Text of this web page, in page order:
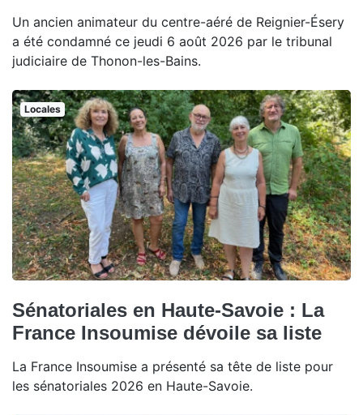
Un ancien animateur du centre-aéré de Reignier-Ésery
a été condamné ce jeudi 6 août 2026 par le tribunal
judiciaire de Thonon-les-Bains.
Locales
Sénatoriales en Haute-Savoie : La
France Insoumise dévoile sa liste
La France Insoumise a présenté sa tête de liste pour
les sénatoriales 2026 en Haute-Savoie.